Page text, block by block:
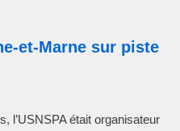
et-Marne sur piste
l’USNSPA était organisateur